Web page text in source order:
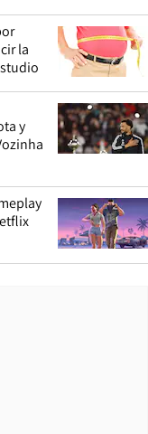
la
y